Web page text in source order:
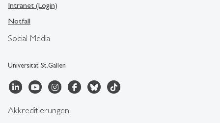
Social Media
Universität St.Gallen
Intranet (Login)
Notfall
Akkreditierungen